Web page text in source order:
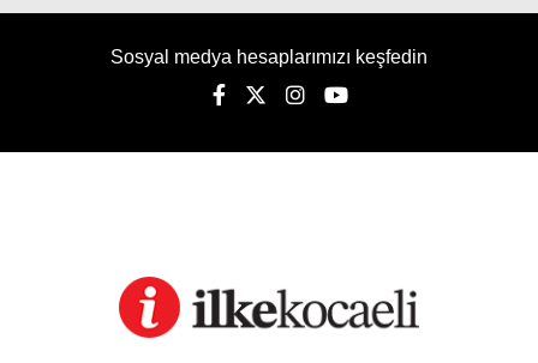
Kocaeli’de Tarihi Motiflerle
Donatılan Tur Otobüsü İlgi
Odağı Oldu
Sultan II. Abdülhamid Han, Kudüs ve Mescid-i
Aksa görsellerinin yer aldığı otobüs, trafikte